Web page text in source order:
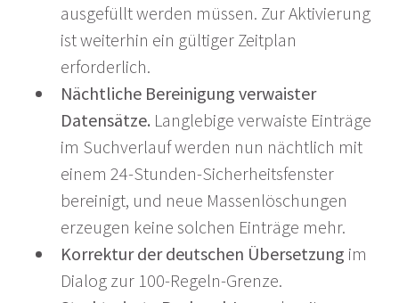
ausgefüllt werden müssen. Zur Aktivierung
ist weiterhin ein gültiger Zeitplan
erforderlich.
Nächtliche Bereinigung verwaister
Datensätze. Langlebige verwaiste Einträge
im Suchverlauf werden nun nächtlich mit
einem 24-Stunden-Sicherheitsfenster
bereinigt, und neue Massenlöschungen
erzeugen keine solchen Einträge mehr.
Korrektur der deutschen Übersetzung im
Dialog zur 100-Regeln-Grenze.